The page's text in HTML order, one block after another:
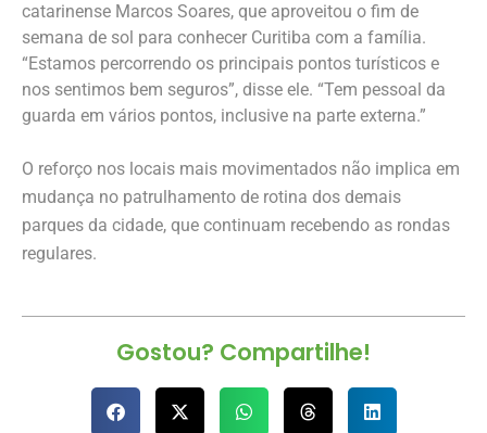
catarinense Marcos Soares, que aproveitou o fim de
semana de sol para conhecer Curitiba com a família.
“Estamos percorrendo os principais pontos turísticos e
nos sentimos bem seguros”, disse ele. “Tem pessoal da
guarda em vários pontos, inclusive na parte externa.”
O reforço nos locais mais movimentados não implica em
mudança no patrulhamento de rotina dos demais
parques da cidade, que continuam recebendo as rondas
regulares.
Gostou? Compartilhe!